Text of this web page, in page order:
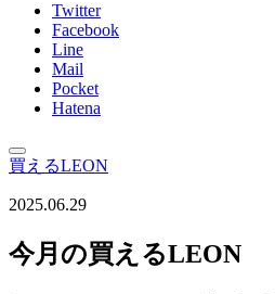
Twitter
Facebook
Line
Mail
Pocket
Hatena
買えるLEON
2025.06.29
今月の買えるLEON